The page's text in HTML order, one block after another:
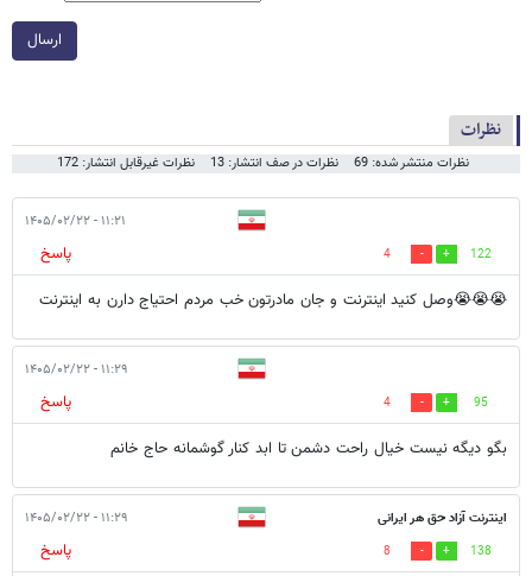
ارسال
نظرات
نظرات منتشر شده: 69 نظرات در صف انتشار: 13 نظرات غیرقابل انتشار: 172
۱۱:۲۱ - ۱۴۰۵/۰۲/۲۲
122
4
پاسخ
😭😭😭وصل کنید اینترنت و جان مادرتون خب مردم احتیاج دارن به اینترنت
۱۱:۲۹ - ۱۴۰۵/۰۲/۲۲
95
4
پاسخ
بگو دیگه نیست خیال راحت دشمن تا ابد کنار گوشمانه حاج خانم
اینترنت آزاد حق هر ایرانی ۱۱:۲۹ - ۱۴۰۵/۰۲/۲۲
138
8
پاسخ